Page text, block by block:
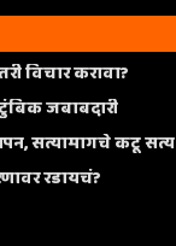
विचार करावा?
जबाबदारी
सत्यामागचे कटू सत्य
रडायचं?